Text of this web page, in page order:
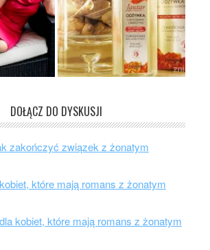
DOŁĄCZ DO DYSKUSJI
zakończyć związek z żonatym
które mają romans z żonatym
kobiet, które mają romans z żonatym